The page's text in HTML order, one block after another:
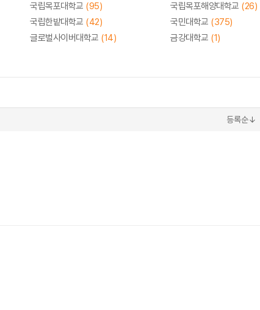
국립목포대학교 (95) 국립목포해양대학교 (26)
국립한밭대학교 (42) 국민대학교 (375)
글로벌사이버대학교 (14) 금강대학교 (1)
등록순↓